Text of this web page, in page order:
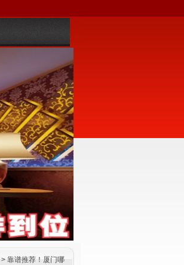
> 靠谱推荐！厦门哪